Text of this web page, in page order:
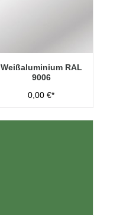
Weißaluminium RAL
9006
0,00 €*